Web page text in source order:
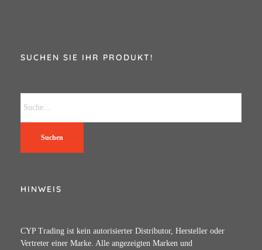
SUCHEN SIE IHR PRODUKT!
Suchen
HINWEIS
CYP Trading ist kein autorisierter Distributor, Hersteller oder
Vertreter einer Marke. Alle angezeigten Marken und